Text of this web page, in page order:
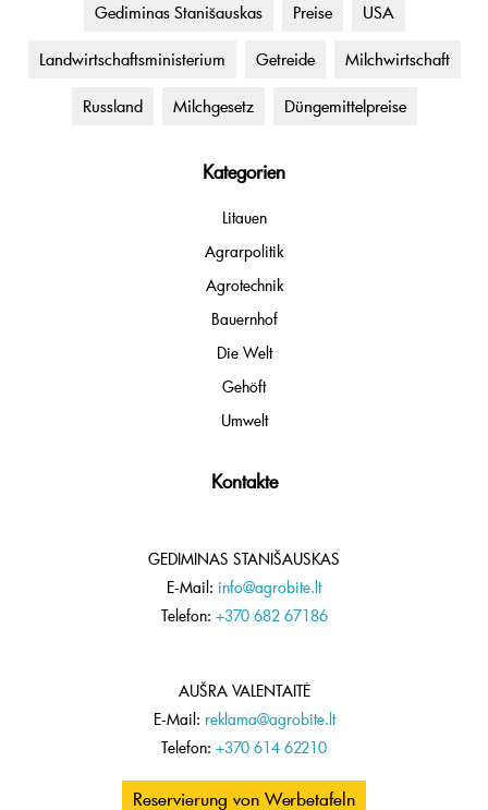
Gediminas Stanišauskas Preise USA
Landwirtschaftsministerium Getreide Milchwirtschaft
Russland Milchgesetz Düngemittelpreise
Kategorien
Litauen
Agrarpolitik
Agrotechnik
Bauernhof
Die Welt
Gehöft
Umwelt
Kontakte
GEDIMINAS STANIŠAUSKAS
E-Mail: info@agrobite.lt
Telefon: +370 682 67186
AUŠRA VALENTAITĖ
E-Mail: reklama@agrobite.lt
Telefon: +370 614 62210
Reservierung von Werbetafeln